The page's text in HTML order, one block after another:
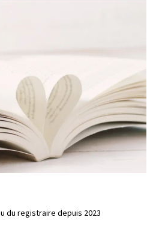
du registraire depuis 2023